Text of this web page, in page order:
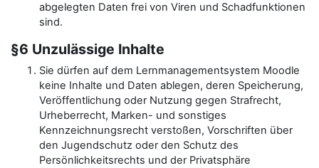
abgelegten Daten frei von Viren und Schadfunktionen
sind.
§6 Unzulässige Inhalte
Sie dürfen auf dem Lernmanagementsystem Moodle
keine Inhalte und Daten ablegen, deren Speicherung,
Veröffentlichung oder Nutzung gegen Strafrecht,
Urheberrecht, Marken- und sonstiges
Kennzeichnungsrecht verstoßen, Vorschriften über
den Jugendschutz oder den Schutz des
Persönlichkeitsrechts und der Privatsphäre